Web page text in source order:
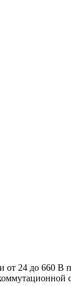
от 24 до 660 В